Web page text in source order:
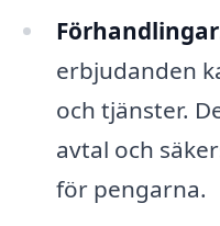
erbjudanden
och tjänster.
avtal och
för pengarna.